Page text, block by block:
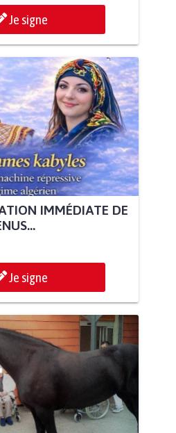
Je signe
IMMÉDIATE DE
Je signe